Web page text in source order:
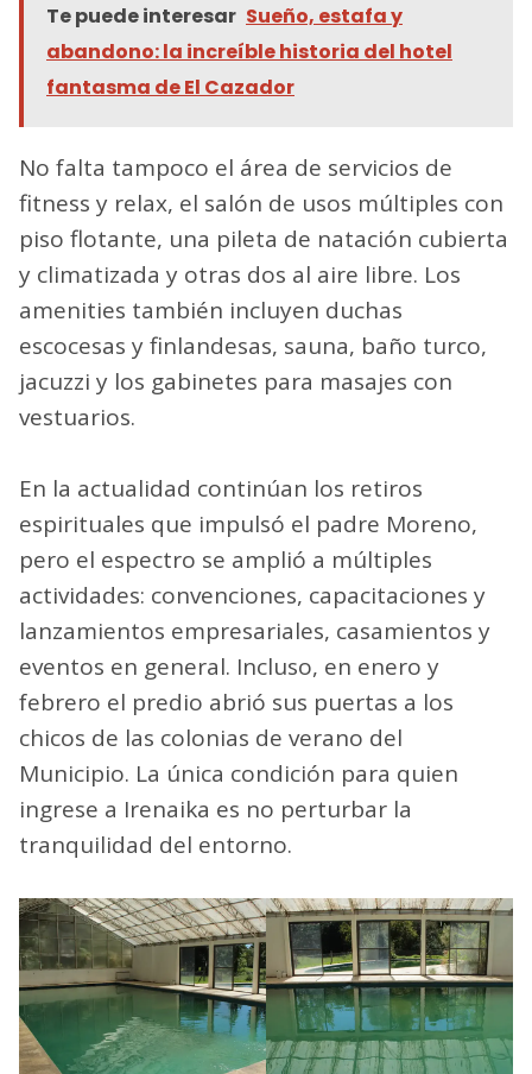
Te puede interesar Sueño, estafa y
abandono: la increíble historia del hotel
fantasma de El Cazador
No falta tampoco el área de servicios de
fitness y relax, el salón de usos múltiples con
piso flotante, una pileta de natación cubierta
y climatizada y otras dos al aire libre. Los
amenities también incluyen duchas
escocesas y finlandesas, sauna, baño turco,
jacuzzi y los gabinetes para masajes con
vestuarios.
En la actualidad continúan los retiros
espirituales que impulsó el padre Moreno,
pero el espectro se amplió a múltiples
actividades: convenciones, capacitaciones y
lanzamientos empresariales, casamientos y
eventos en general. Incluso, en enero y
febrero el predio abrió sus puertas a los
chicos de las colonias de verano del
Municipio. La única condición para quien
ingrese a Irenaika es no perturbar la
tranquilidad del entorno.